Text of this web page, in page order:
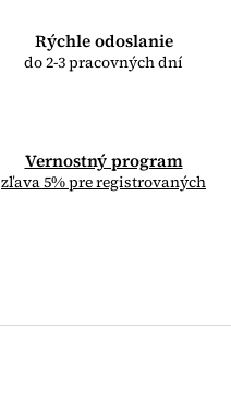
Rýchle odoslanie
do 2-3 pracovných dní
Vernostný program
zľava 5% pre registrovaných